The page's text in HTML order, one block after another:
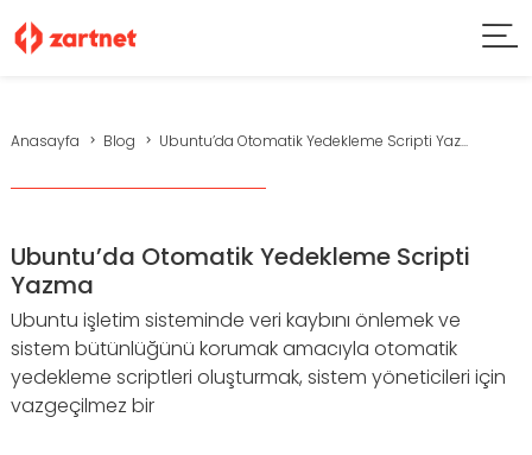
Anasayfa Blog Ubuntu’da Otomatik Yedekleme Scripti Yaz...
Ubuntu’da Otomatik Yedekleme Scripti
Yazma
Ubuntu işletim sisteminde veri kaybını önlemek ve
sistem bütünlüğünü korumak amacıyla otomatik
yedekleme scriptleri oluşturmak, sistem yöneticileri için
vazgeçilmez bir